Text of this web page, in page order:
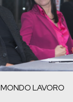
MONDO LAVORO